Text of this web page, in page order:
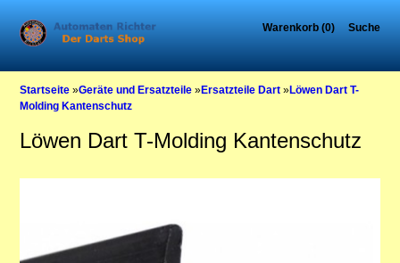
Warenkorb (0) Suche
Startseite »Geräte und Ersatzteile »Ersatzteile Dart »Löwen Dart T-
Molding Kantenschutz
Löwen Dart T-Molding Kantenschutz